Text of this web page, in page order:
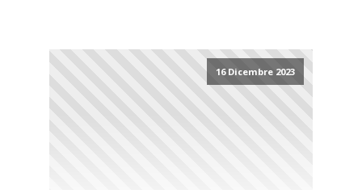
16 Dicembre 2023